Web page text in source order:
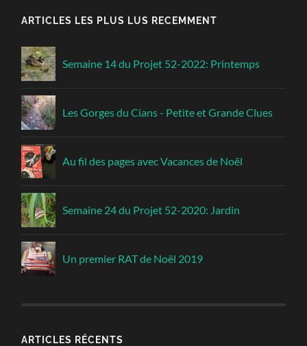
ARTICLES LES PLUS LUS RECEMMENT
Semaine 14 du Projet 52-2022: Printemps
Les Gorges du Cians - Petite et Grande Clues
Au fil des pages avec Vacances de Noël
Semaine 24 du Projet 52-2020: Jardin
Un premier RAT de Noël 2019
ARTICLES RÉCENTS